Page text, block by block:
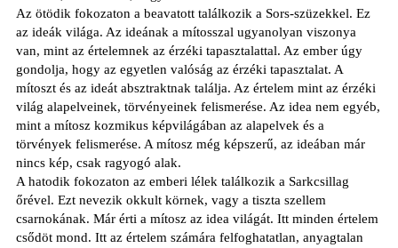
Az ötödik fokozaton a beavatott találkozik a Sors-szüzekkel. Ez
az ideák világa. Az ideának a mítosszal ugyanolyan viszonya
van, mint az értelemnek az érzéki tapasztalattal. Az ember úgy
gondolja, hogy az egyetlen valóság az érzéki tapasztalat. A
mítoszt és az ideát absztraktnak találja. Az értelem mint az érzéki
világ alapelveinek, törvényeinek felismerése. Az idea nem egyéb,
mint a mítosz kozmikus képvilágában az alapelvek és a
törvények felismerése. A mítosz még képszerű, az ideában már
nincs kép, csak ragyogó alak.
A hatodik fokozaton az emberi lélek találkozik a Sarkcsillag
őrével. Ezt nevezik okkult körnek, vagy a tiszta szellem
csarnokának. Már érti a mítosz az idea világát. Itt minden értelem
csődöt mond. Itt az értelem számára felfoghatatlan, anyagtalan